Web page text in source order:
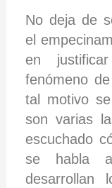
No deja de
el
en
fenómeno
tal motivo
son varias
escuchado
se habla
desarrollan